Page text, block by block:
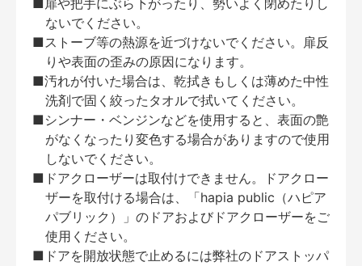
■扉や把手にぶら下がったり、勢いよく閉めたりし
ないでください。
■ストーブ等の熱源を近づけないでください。扉反
りや表面の歪みの原因になります。
■汚れが付いた場合は、乾拭きもしくは薄めた中性
洗剤で固く絞ったタオルで拭いてください。
■シンナー・ベンジンなどを使用すると、表面の艶
がなくなったり変色する場合がありますので使用
しないでください。
■ドアクローザーは取付けできません。ドアクロー
ザーを取付ける場合は、「hapia public（ハピア
パブリック）」のドアおよびドアクローザーをご
使用ください。
■ドアを開放状態で止めるには弊社のドアストッパ